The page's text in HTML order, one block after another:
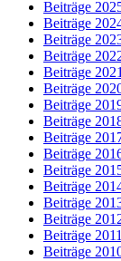
Beiträge
Beiträge
Beiträge
Beiträge
Beiträge 2021
Beiträge
Beiträge
Beiträge
Beiträge
Beiträge
Beiträge
Beiträge
Beiträge
Beiträge
Beiträge 2011
Beiträge